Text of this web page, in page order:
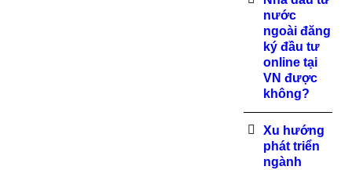
nước
ngoài đăng
ký đầu tư
online tại
VN được
không?
Xu hướng
phát triển
ngành